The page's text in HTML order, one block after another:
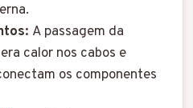
A passagem da
calor nos cabos e
os componentes